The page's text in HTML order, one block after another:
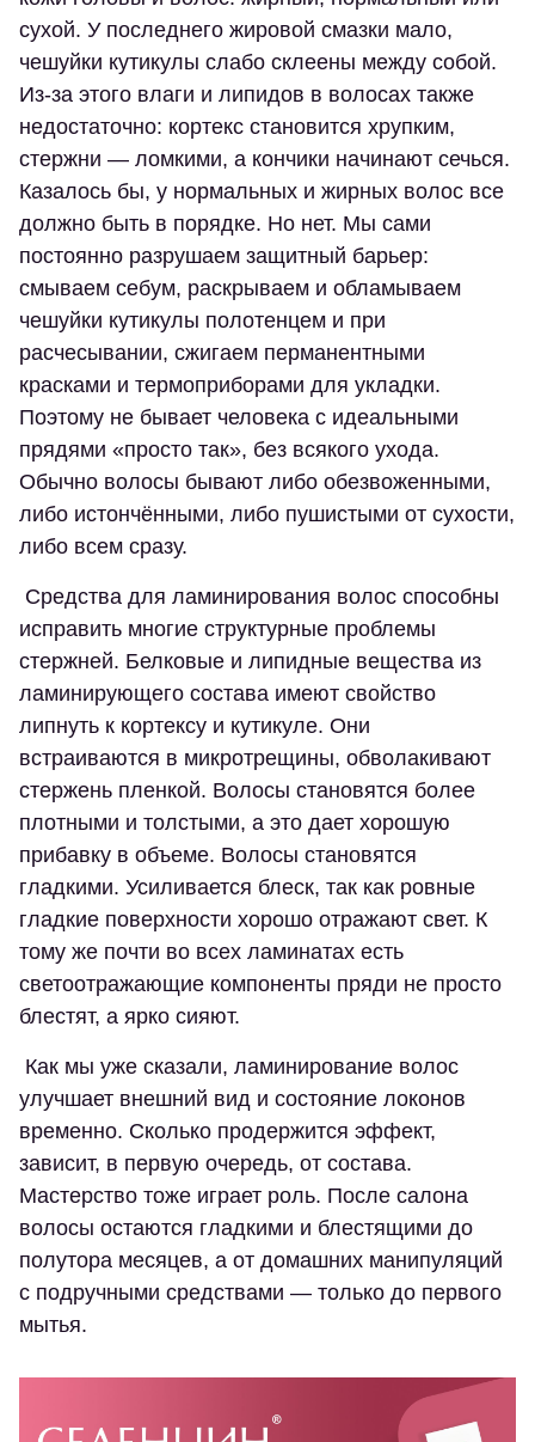
сухой. У последнего жировой смазки мало,
чешуйки кутикулы слабо склеены между собой.
Из-за этого влаги и липидов в волосах также
недостаточно: кортекс становится хрупким,
стержни — ломкими, а кончики начинают сечься.
Казалось бы, у нормальных и жирных волос все
должно быть в порядке. Но нет. Мы сами
постоянно разрушаем защитный барьер:
смываем себум, раскрываем и обламываем
чешуйки кутикулы полотенцем и при
расчесывании, сжигаем перманентными
красками и термоприборами для укладки.
Поэтому не бывает человека с идеальными
прядями «просто так», без всякого ухода.
Обычно волосы бывают либо обезвоженными,
либо истончёнными, либо пушистыми от сухости,
либо всем сразу.
Средства для ламинирования волос способны
исправить многие структурные проблемы
стержней. Белковые и липидные вещества из
ламинирующего состава имеют свойство
липнуть к кортексу и кутикуле. Они
встраиваются в микротрещины, обволакивают
стержень пленкой. Волосы становятся более
плотными и толстыми, а это дает хорошую
прибавку в объеме. Волосы становятся
гладкими. Усиливается блеск, так как ровные
гладкие поверхности хорошо отражают свет. К
тому же почти во всех ламинатах есть
светоотражающие компоненты пряди не просто
блестят, а ярко сияют.
Как мы уже сказали, ламинирование волос
улучшает внешний вид и состояние локонов
временно. Сколько продержится эффект,
зависит, в первую очередь, от состава.
Мастерство тоже играет роль. После салона
волосы остаются гладкими и блестящими до
полутора месяцев, а от домашних манипуляций
с подручными средствами — только до первого
мытья.